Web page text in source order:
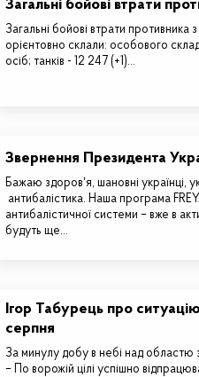
Загальні бойові втрати
Загальні бойові втрати
орієнтовно склали: особового
осіб; танків - 12 247 (+1)…
Звернення Президента
Бажаю здоровʼя, шановні українці,
антибалістика. Наша програма
антибалістичної системи – вже в
будуть ще…
Ігор Табурець про
серпня
За минулу добу в небі над областю
– По ворожій цілі успішно